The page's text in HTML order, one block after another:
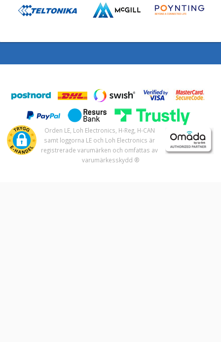
Orden LE, Loh Electronics, H-Reg, H-CAN
samt loggorna LE och Loh Electronics är
registrerade varumärken och omfattas av
varumärkesskydd ®